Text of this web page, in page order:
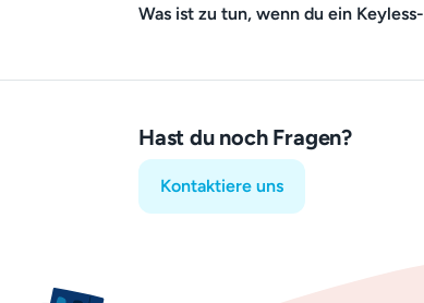
Was ist zu tun, wenn du ein
Hast du noch Fragen?
Kontaktiere uns